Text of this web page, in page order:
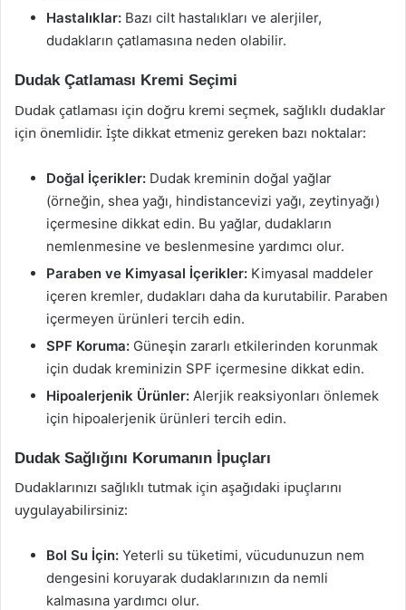
Hastalıklar: Bazı cilt hastalıkları ve alerjiler,
dudakların çatlamasına neden olabilir.
Dudak Çatlaması Kremi Seçimi
Dudak çatlaması için doğru kremi seçmek, sağlıklı dudaklar
için önemlidir. İşte dikkat etmeniz gereken bazı noktalar:
Doğal İçerikler: Dudak kreminin doğal yağlar
(örneğin, shea yağı, hindistancevizi yağı, zeytinyağı)
içermesine dikkat edin. Bu yağlar, dudakların
nemlenmesine ve beslenmesine yardımcı olur.
Paraben ve Kimyasal İçerikler: Kimyasal maddeler
içeren kremler, dudakları daha da kurutabilir. Paraben
içermeyen ürünleri tercih edin.
SPF Koruma: Güneşin zararlı etkilerinden korunmak
için dudak kreminizin SPF içermesine dikkat edin.
Hipoalerjenik Ürünler: Alerjik reaksiyonları önlemek
için hipoalerjenik ürünleri tercih edin.
Dudak Sağlığını Korumanın İpuçları
Dudaklarınızı sağlıklı tutmak için aşağıdaki ipuçlarını
uygulayabilirsiniz:
Bol Su İçin: Yeterli su tüketimi, vücudunuzun nem
dengesini koruyarak dudaklarınızın da nemli
kalmasına yardımcı olur.